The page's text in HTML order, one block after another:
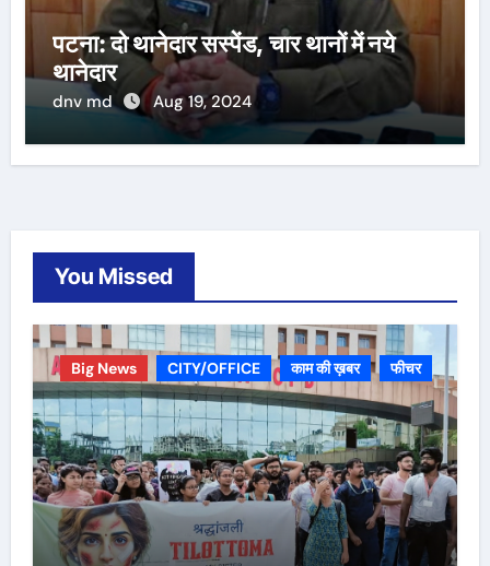
पटना: दो थानेदार सस्पेंड, चार थानों में नये
थानेदार
dnv md Aug 19, 2024
You Missed
Big News CITY/OFFICE काम की ख़बर फीचर